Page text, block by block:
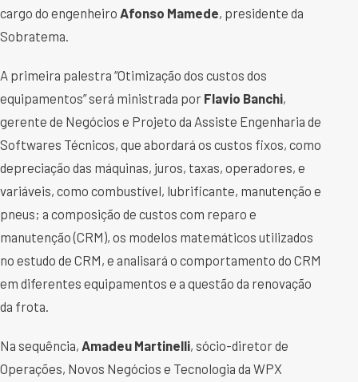
cargo do engenheiro Afonso Mamede, presidente da
Sobratema.
A primeira palestra “Otimização dos custos dos
equipamentos” será ministrada por Flavio Banchi,
gerente de Negócios e Projeto da Assiste Engenharia de
Softwares Técnicos, que abordará os custos fixos, como
depreciação das máquinas, juros, taxas, operadores, e
variáveis, como combustível, lubrificante, manutenção e
pneus; a composição de custos com reparo e
manutenção (CRM), os modelos matemáticos utilizados
no estudo de CRM, e analisará o comportamento do CRM
em diferentes equipamentos e a questão da renovação
da frota.
Na sequência, Amadeu Martinelli, sócio-diretor de
Operações, Novos Negócios e Tecnologia da WPX